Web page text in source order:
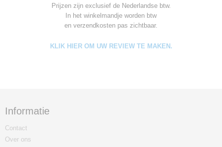
Prijzen zijn exclusief de Nederlandse btw.
In het winkelmandje worden btw
en verzendkosten pas zichtbaar.
KLIK HIER OM UW REVIEW TE MAKEN.
Informatie
Contact
Over ons